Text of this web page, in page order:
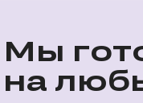
Мы
на